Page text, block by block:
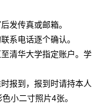
发传真或邮箱。
系电话逐个确认。
清华大学指定账户。学
报到，报到时请持本人
小二寸照片4张。